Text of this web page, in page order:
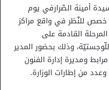
أمينة الصّرارفي يوم
على اجتماع خصص للنّظر في واقع مراكز
القادمة على
وذلك بحضور المدير
ومديرة إدارة الفنون
من إطارات الوزارة.